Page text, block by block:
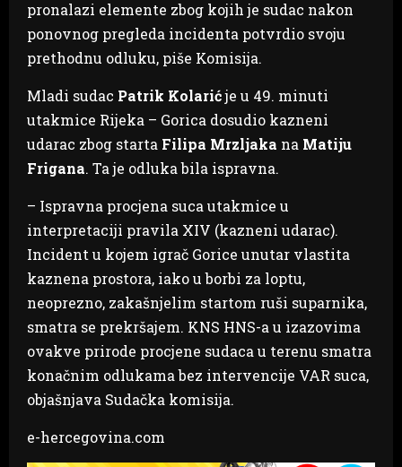
pronalazi elemente zbog kojih je sudac nakon
ponovnog pregleda incidenta potvrdio svoju
prethodnu odluku, piše Komisija.
Mladi sudac Patrik Kolarićje u 49. minuti
utakmice Rijeka – Gorica dosudio kazneni
udarac zbog starta Filipa Mrzljaka na Matiju
Frigana. Ta je odluka bila ispravna.
– Ispravna procjena suca utakmice u
interpretaciji pravila XIV (kazneni udarac).
Incident u kojem igrač Gorice unutar vlastita
kaznena prostora, iako u borbi za loptu,
neoprezno, zakašnjelim startom ruši suparnika,
smatra se prekršajem. KNS HNS-a u izazovima
ovakve prirode procjene sudaca u terenu smatra
konačnim odlukama bez intervencije VAR suca,
objašnjava Sudačka komisija.
e-hercegovina.com